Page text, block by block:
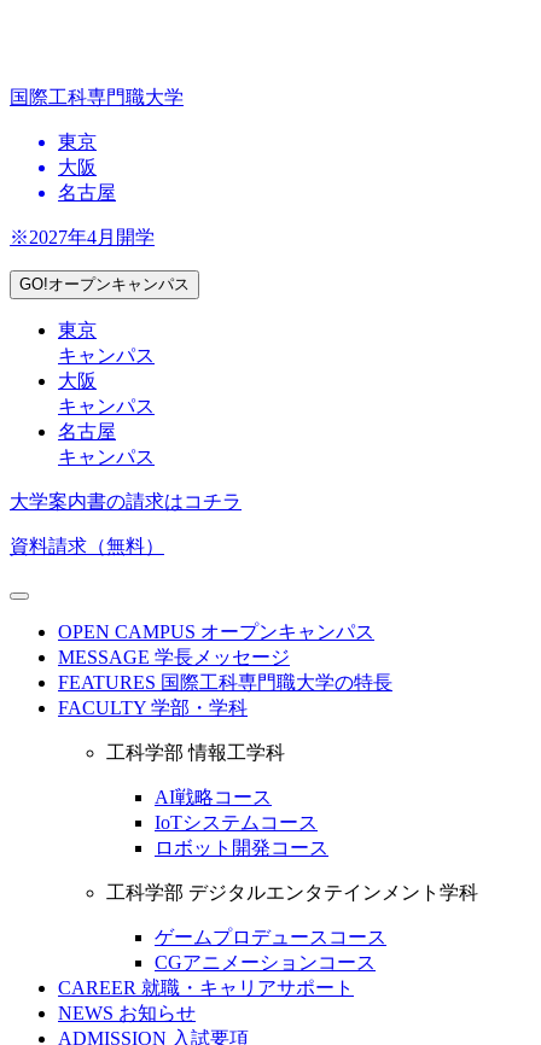
国際工科専門職大学
東京
大阪
名古屋
※2027年4月開学
GO!オープンキャンパス
東京
キャンパス
大阪
キャンパス
名古屋
キャンパス
大学案内書の請求はコチラ
資料請求（無料）
OPEN CAMPUS オープンキャンパス
MESSAGE 学長メッセージ
FEATURES 国際工科専門職大学の特長
FACULTY 学部・学科
工科学部 情報工学科
AI戦略コース
IoTシステムコース
ロボット開発コース
工科学部 デジタルエンタテインメント学科
ゲームプロデュースコース
CGアニメーションコース
CAREER 就職・キャリアサポート
NEWS お知らせ
ADMISSION 入試要項